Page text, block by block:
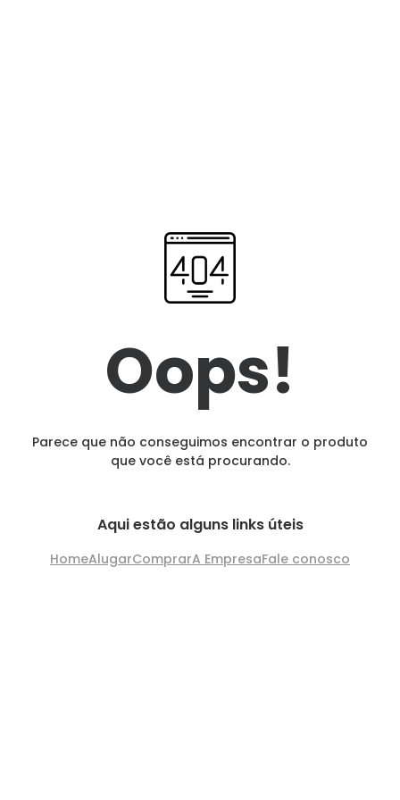
Oops!
Parece que não conseguimos encontrar o produto
que você está procurando.
Aqui estão alguns links úteis
HomeAlugarComprarA EmpresaFale conosco